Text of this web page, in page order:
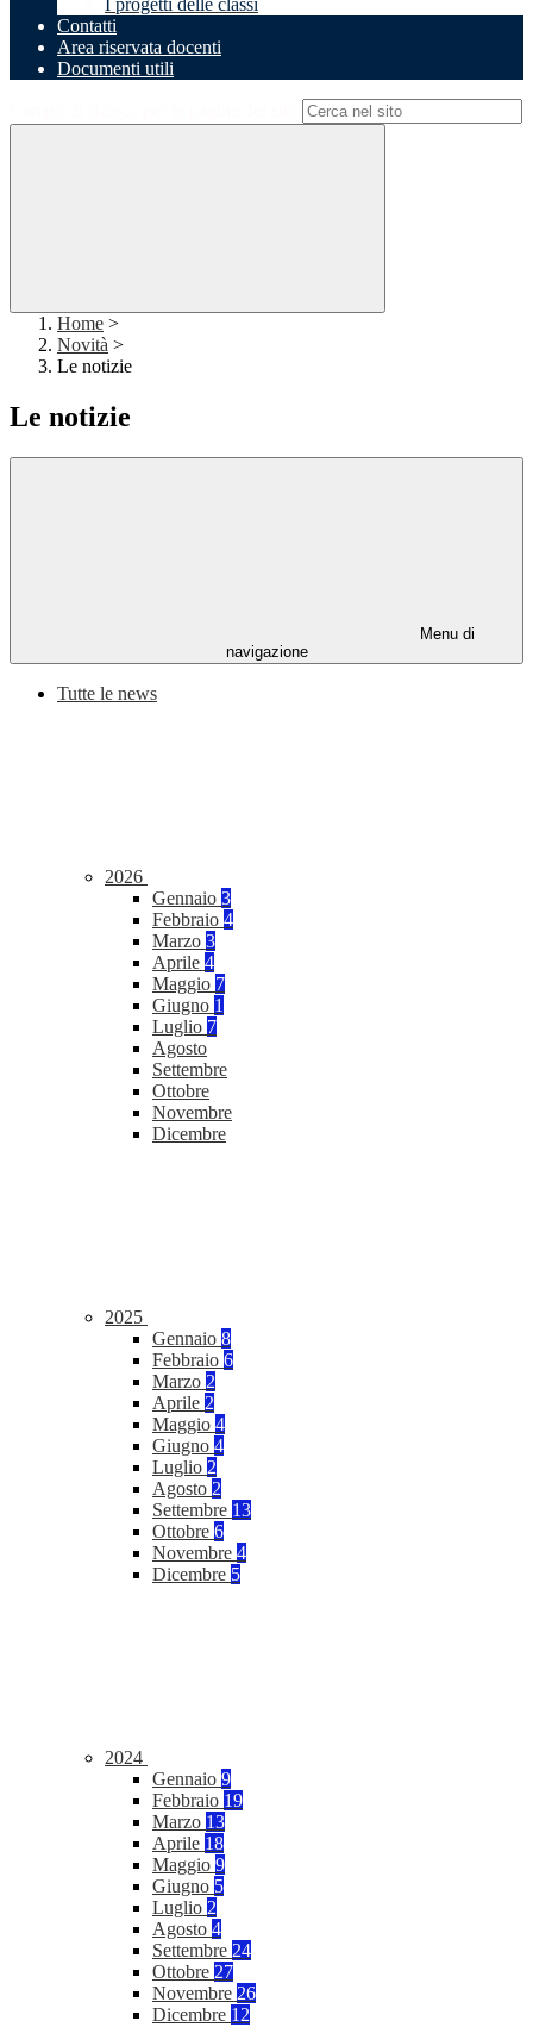
I progetti delle classi
Contatti
Area riservata docenti
Documenti utili
Home >
Novità >
Le notizie
Le notizie
Menu di
navigazione
Tutte le news
2026
Gennaio 3
Febbraio 4
Marzo 3
Aprile 4
Maggio 7
Giugno 1
Luglio 7
Agosto
Settembre
Ottobre
Novembre
Dicembre
2025
Gennaio 8
Febbraio 6
Marzo 2
Aprile 2
Maggio 4
Giugno 4
Luglio 2
Agosto 2
Settembre 13
Ottobre 6
Novembre 4
Dicembre 5
2024
Gennaio 9
Febbraio 19
Marzo 13
Aprile 18
Maggio 9
Giugno 5
Luglio 2
Agosto 4
Settembre 24
Ottobre 27
Novembre 26
Dicembre 12